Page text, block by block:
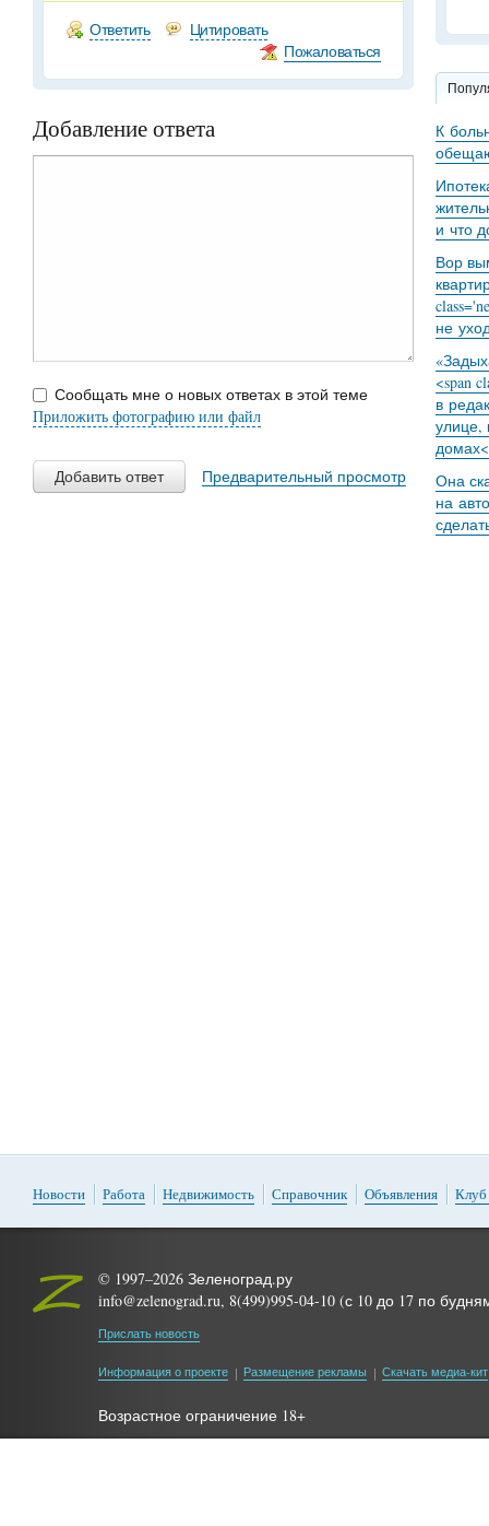
Ответить
Цитировать
Пожаловаться
Добавление ответа
Сообщать мне о новых ответах в этой теме
Приложить фотографию или файл
Добавить ответ Предварительный просмотр
К
и что
Вор
не
<span
в
улице,
Она
на
Новости Работа Недвижимость Справочник Объявления Клуб
© 1997–2026 Зеленоград.ру
info@zelenograd.ru, 8(499)995-04-10 (с 10 до 17 по
Прислать новость
Информация о проекте Размещение рекламы Скачать медиа-кит
Возрастное ограничение 18+